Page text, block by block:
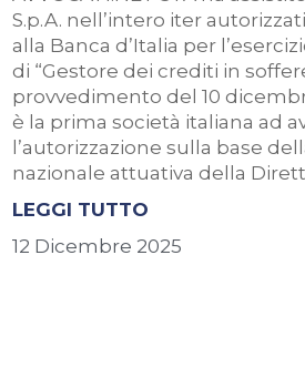
S.p.A. nell’intero iter
alla Banca d’Italia per
di “Gestore dei crediti in
provvedimento del 10
è la prima società italiana ad
l’autorizzazione sulla base
nazionale attuativa della
LEGGI TUTTO
12 Dicembre 2025